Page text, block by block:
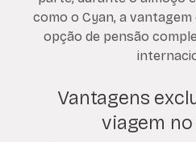
como o Cyan, a vantagem
opção de pensão
Vantagens
viagem